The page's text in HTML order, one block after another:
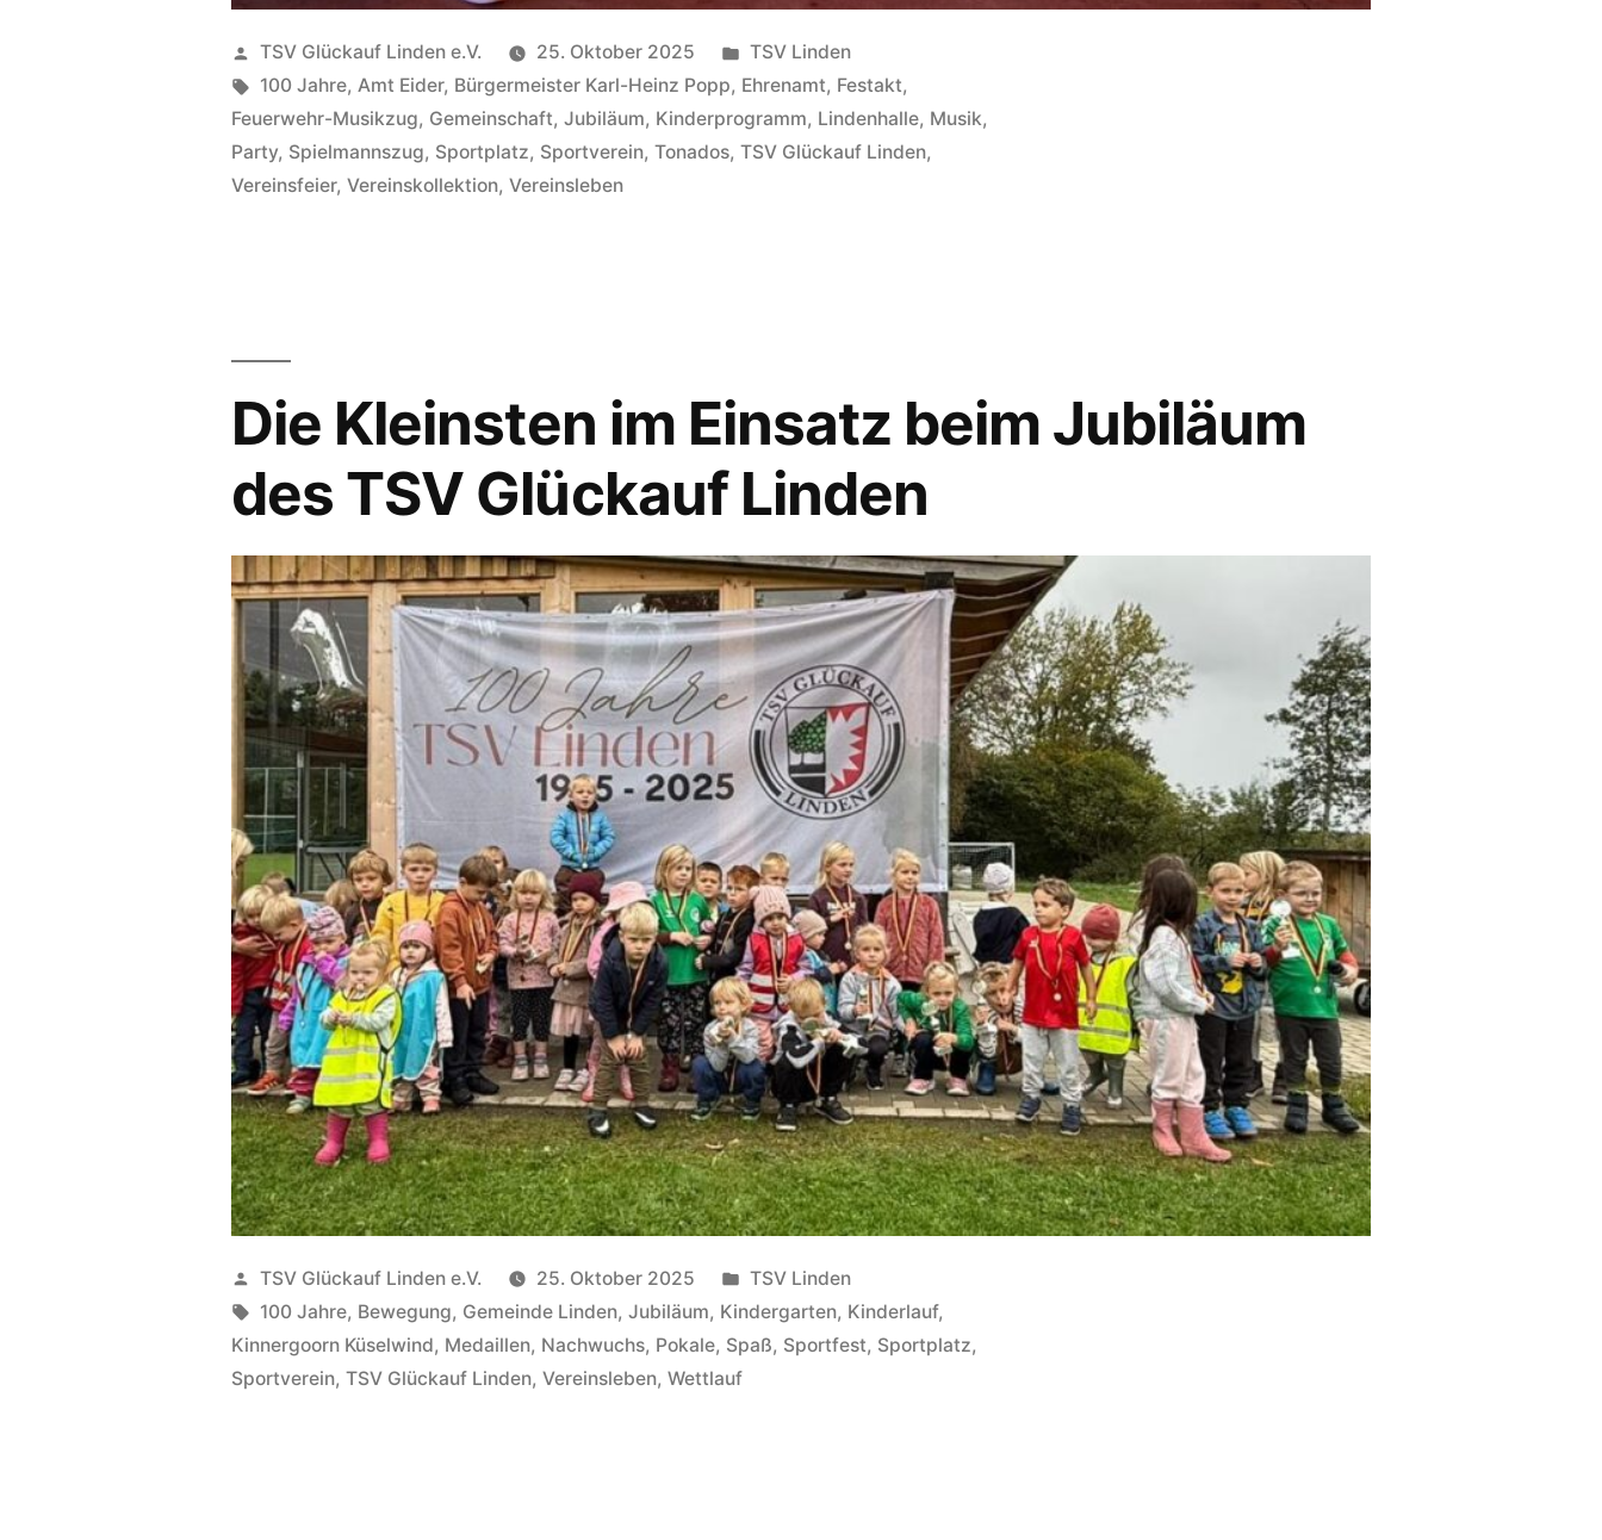
Veröffentlicht
von
TSV Glückauf Linden e.V. 25. Oktober 2025
Veröffentlicht
unter
TSV Linden
Schlagwörter:
100 Jahre, Amt Eider, Bürgermeister Karl-Heinz Popp, Ehrenamt, Festakt,
Feuerwehr-Musikzug, Gemeinschaft,Jubiläum, Kinderprogramm, Lindenhalle, Musik,
Party, Spielmannszug, Sportplatz, Sportverein,Tonados,TSV Glückauf Linden,
Vereinsfeier,Vereinskollektion,Vereinsleben
Die Kleinsten im Einsatz beim Jubiläum
des TSV Glückauf Linden
Veröffentlicht
von
TSV Glückauf Linden e.V. 25. Oktober 2025
Veröffentlicht
unter
TSV Linden
Schlagwörter:
100 Jahre, Bewegung, Gemeinde Linden,Jubiläum, Kindergarten, Kinderlauf,
Kinnergoorn Küselwind, Medaillen, Nachwuchs, Pokale, Spaß, Sportfest, Sportplatz,
Sportverein,TSV Glückauf Linden,Vereinsleben,Wettlauf